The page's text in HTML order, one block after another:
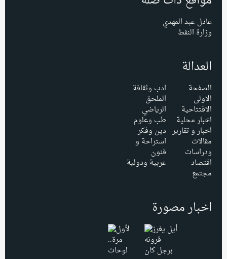
عادل عبد المهدي
وزارة النفط
العدالة
الصفحة
الاولى
الافتتاحية
اخبار محلية
اخبار و تقارير
مقالات
ودراسات
اقتصاد
مجتمع
ادب وثقافة
الملحق
الرياضي
طب وعلوم
دين وفكر
استراحة و
فنون
عربية ودولية
اخبار مصورة